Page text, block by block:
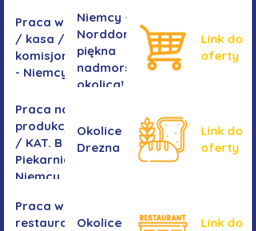
Praca w sklepie
/ kasa /
komisjonowanie
- Niemcy
Niemcy -
Norddorf -
piękna
nadmorska
okolica!
Link do
oferty
Praca na
produkcji
/ KAT. B -
Piekarnia
Niemcy
Okolice
Drezna
Link do
oferty
Praca w
restauracjiOkolice
Link do